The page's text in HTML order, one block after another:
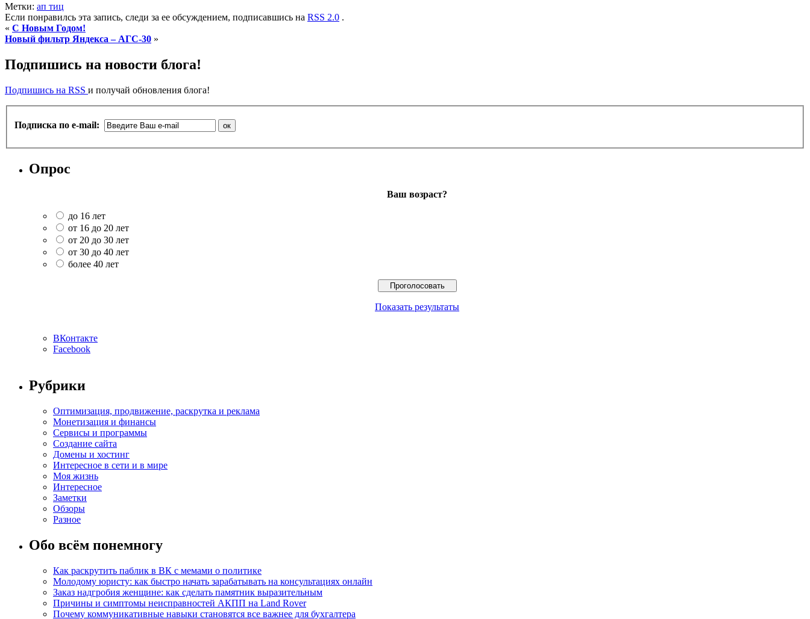
Метки: ап тиц
Если понравилсь эта запись, следи за ее обсуждением, подписавшись на RSS 2.0 .
« С Новым Годом!
Новый фильтр Яндекса – АГС-30 »
Подпишись на новости блога!
Подпишись на RSS и получай обновления блога!
Подписка по e-mail:
Опрос
Ваш возраст?
до 16 лет
от 16 до 20 лет
от 20 до 30 лет
от 30 до 40 лет
более 40 лет
Показать результаты
ВКонтакте
Facebook
Рубрики
Оптимизация, продвижение, раскрутка и реклама
Монетизация и финансы
Сервисы и программы
Создание сайта
Домены и хостинг
Интересное в сети и в мире
Моя жизнь
Интересное
Заметки
Обзоры
Разное
Обо всём понемногу
Как раскрутить паблик в ВК с мемами о политике
Молодому юристу: как быстро начать зарабатывать на консультациях онлайн
Заказ надгробия женщине: как сделать памятник выразительным
Причины и симптомы неисправностей АКПП на Land Rover
Почему коммуникативные навыки становятся все важнее для бухгалтера